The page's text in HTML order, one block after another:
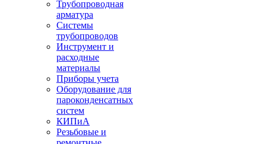
Трубопроводная
арматура
Системы
трубопроводов
Инструмент и
расходные
материалы
Приборы учета
Оборудование для
пароконденсатных
систем
КИПиА
Резьбовые и